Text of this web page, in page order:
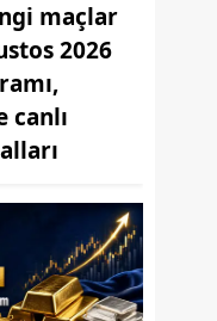
maçlar
2026
canlı